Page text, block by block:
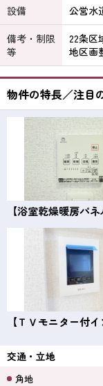
設備
公営水
備考・制限
等
22条区
地区画
物件の特長／注目
【浴室乾燥暖房パネ
交通・立地
角地